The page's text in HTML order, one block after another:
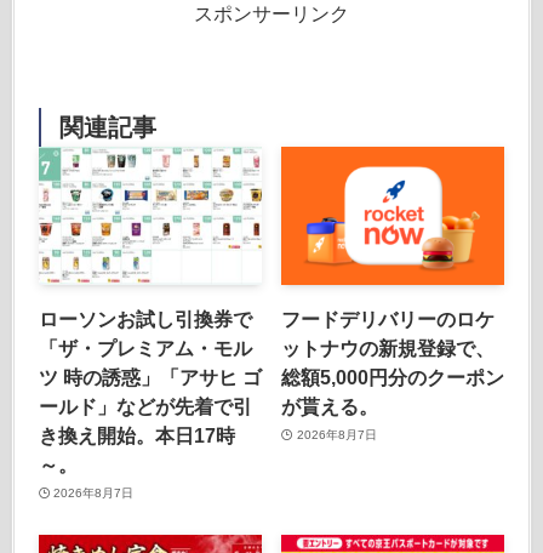
スポンサーリンク
関連記事
ローソンお試し引換券で
「ザ・プレミアム・モル
ツ 時の誘惑」「アサヒ ゴ
ールド」などが先着で引
き換え開始。本日17時
～。
2026年8月7日
フードデリバリーのロケ
ットナウの新規登録で、
総額5,000円分のクーポン
が貰える。
2026年8月7日